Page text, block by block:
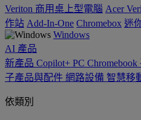
Veriton 商用桌上型電腦 Acer
作站 Add-In-One Chromebox 迷
Windows
AI 產品
新產品 Copilot+ PC Chromebook
子產品與配件 網路設備 智慧移
依類別